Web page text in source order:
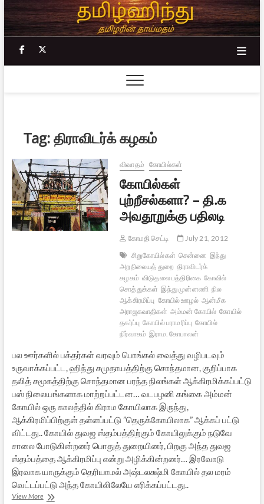
Skip
to
content
facebook
Tag:திராவிடர்க் கழகம்
விவாதம் கோயில்கள்
கோயில்கள்
புற்றீசல்களா? – தி.க
அவதூறுக்கு பதிலடி
கோமதி செட்டி
July 21, 2012
சிறுகோயில்கள் சென்னை இந்து
அறநிலையத் துறை திராவிடர்க்
கழகம் விடுதலை பத்திரிகை கோவில்
சொத்துக்கள் இந்து முன்னணி நில
ஆக்கிரமிப்பு கோயில் ஊழல் ஆன்மீக
அராஜகவாதிகள் அம்மன் கோயில் கோயில்
தகர்ப்பு கோயில் பராமரிப்பு கோயில்
நிர்வாகம் இராம. கோபாலன்
பல ஊர்களில் பக்தர்கள் வரவும் பொங்கல் வைத்து வழிபடவும்
உருவாக்கப்பட்ட, ஹிந்து சமுதாயத்திற்கு சொந்தமான, குறிப்பாக
தலித் சமூகத்திற்கு சொந்தமான பரந்த நிலங்கள் ஆக்கிரமிக்கப்பட்டு
பஸ் நிலையங்களாக மாற்றப்பட்டன… வடபழனி கங்கை அம்மன்
கோயில் ஒரு காலத்தில் கிராம கோயிலாக இருந்து,
ஆக்கிரமிப்பிற்குள் தள்ளப்பட்டு ”தெருக்கோயிலாக” ஆக்கப் பட்டு
விட்டது.. கோயில் துவஜ ஸ்தம்பத்திற்கும் கோயிலுக்கும் நடுவே
சாலை போடுகின்றனர் பொதுத் துறையினர், பிறகு அந்த துவஜ
ஸ்தம்பத்தை ஆக்கிரமிப்பு என்று அழிக்கின்றனர்… இரவோடு
இரவாக யாருக்கும் தெரியாமல் அஷ்டலக்ஷ்மி கோயில் தல மரம்
வெட்டப்பட்டு அந்த கோயிலிலேயே எரிக்கப்பட்டது..
View Moreகோயில்கள்